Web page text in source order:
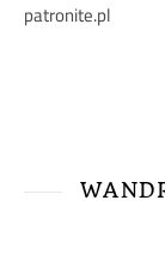
patronite.pl